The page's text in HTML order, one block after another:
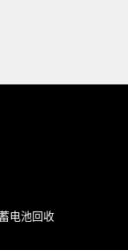
电池回收